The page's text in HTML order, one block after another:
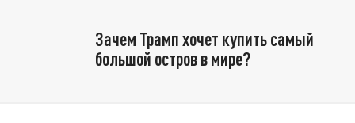
Зачем Трамп хочет купить самый
большой остров в мире?